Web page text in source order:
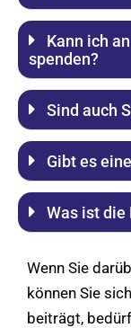
Kann ich
spenden?
Sind auch
Gibt es
Was ist die
Wenn Sie
können Sie
beiträgt,